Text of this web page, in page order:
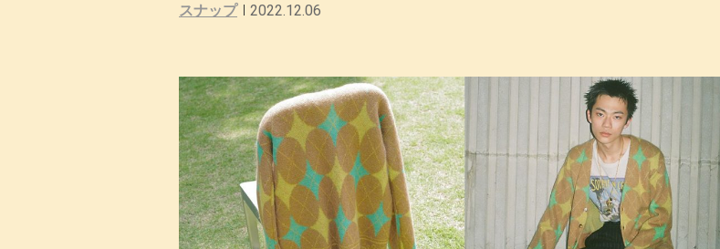
スナップ
2022.12.06